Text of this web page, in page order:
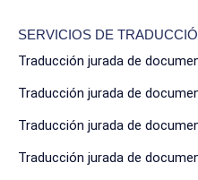
SERVICIOS DE
Traducción jurada de
Traducción jurada de
Traducción jurada de
Traducción jurada de